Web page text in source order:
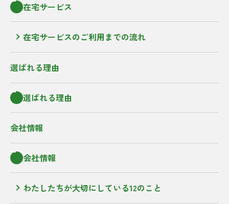
在宅サービス
在宅サービスのご利用までの流れ
選ばれる理由
選ばれる理由
会社情報
会社情報
わたしたちが大切にしている12のこと